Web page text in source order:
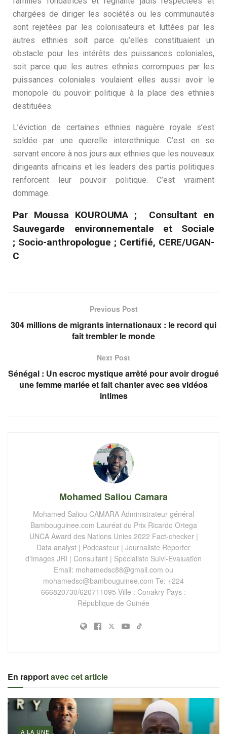
chargées de diriger les sociétés ou les communautés
sont rejetées par les colonisateurs et luttées par les
autres ethnies soit parce qu’elles constituaient un
obstacle pour les intérêts des puissances coloniales,
soit parce que les autres ethnies corrompues par les
puissances coloniales voulaient elles aussi avoir le
monopole du pouvoir politique à la place des ethnies
destituées.
L’éviction de certaines ethnies naguère royale s’est
soldée par une querelle interethnique. C’est en se
servant encore à nos jours aux ethnies que les nouveaux
dirigeants africains et les leaders des partis politiques
renforcent leur pouvoir politique. C’est vraiment
dommage.
Par Moussa KOUROUMA ; Consultant en
Sauvegarde environnementale et Sociale
; Socio-anthropologue ; Certifié, CERE/UGAN-
C
Previous Post
304 millions de migrants internationaux : le record qui
fait trembler le monde
Next Post
Sénégal : Un escroc mystique arrêté pour avoir drogué
une femme mariée et fait chanter avec ses vidéos
intimes
Mohamed Saliou Camara
Mohamed Saliou CAMARA Administrateur général
Bambouguinee.com Lauréat du Prix Ricardo Ortega
UNCA Award des Nations Unies 2022 Fact-checker |
Data analyst | Podcasteur | Journaliste Reporter
d'Images JRI | Consultant | Spécialiste Suivi-Evaluation
Email: mohamedsc88@gmail.com ou
mohamedsc@bambouguinee.com Te: +224
666820730/620711095 Ville : Conakry Pays :
République de Guinée
En rapportavec cet article
A LA UNE